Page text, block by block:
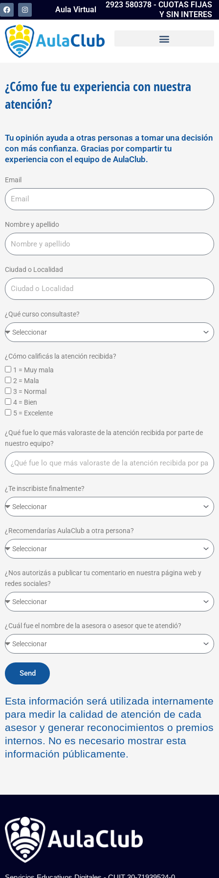
Ir
al
contenido
F
a
c
e
b
o
o
I
n
s
t
a
g
r
a
Aula Virtual
2923 580378 - CUOTAS FIJAS
Y SIN INTERES
¿Cómo fue tu experiencia con nuestra
atención?
Tu opinión ayuda a otras personas a tomar una decisión
con más confianza. Gracias por compartir tu
experiencia con el equipo de AulaClub.
Email
Nombre y apellido
Ciudad o Localidad
¿Qué curso consultaste?
¿Cómo calificás la atención recibida?
1 = Muy mala
2 = Mala
3 = Normal
4 = Bien
5 = Excelente
¿Qué fue lo que más valoraste de la atención recibida por parte de
nuestro equipo?
¿Te inscribiste finalmente?
¿Recomendarías AulaClub a otra persona?
¿Nos autorizás a publicar tu comentario en nuestra página web y
redes sociales?
¿Cuál fue el nombre de la asesora o asesor que te atendió?
Send
Esta información será utilizada internamente
para medir la calidad de atención de cada
asesor y generar reconocimientos o premios
internos. No es necesario mostrar esta
información públicamente.